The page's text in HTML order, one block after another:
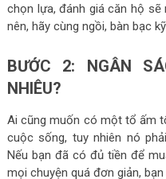
chọn lựa, đánh giá căn hộ sẽ
nên, hãy cùng ngồi, bàn bạc
BƯỚC 2: NGÂN
NHIÊU?
Ai cũng muốn có một tổ ấm
cuộc sống, tuy nhiên nó
Nếu bạn đã có đủ tiền để
mọi chuyện quá đơn giản,